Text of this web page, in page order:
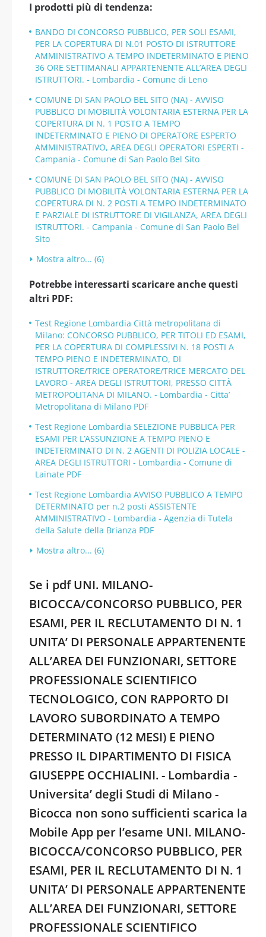
I prodotti più di tendenza:
BANDO DI CONCORSO PUBBLICO, PER SOLI ESAMI,
PER LA COPERTURA DI N.01 POSTO DI ISTRUTTORE
AMMINISTRATIVO A TEMPO INDETERMINATO E PIENO
36 ORE SETTIMANALI APPARTENENTE ALL’AREA DEGLI
ISTRUTTORI. - Lombardia - Comune di Leno
COMUNE DI SAN PAOLO BEL SITO (NA) - AVVISO
PUBBLICO DI MOBILITÀ VOLONTARIA ESTERNA PER LA
COPERTURA DI N. 1 POSTO A TEMPO
INDETERMINATO E PIENO DI OPERATORE ESPERTO
AMMINISTRATIVO, AREA DEGLI OPERATORI ESPERTI -
Campania - Comune di San Paolo Bel Sito
COMUNE DI SAN PAOLO BEL SITO (NA) - AVVISO
PUBBLICO DI MOBILITÀ VOLONTARIA ESTERNA PER LA
COPERTURA DI N. 2 POSTI A TEMPO INDETERMINATO
E PARZIALE DI ISTRUTTORE DI VIGILANZA, AREA DEGLI
ISTRUTTORI. - Campania - Comune di San Paolo Bel
Sito
Mostra altro... (6)
Potrebbe interessarti scaricare anche questi
altri PDF:
Test Regione Lombardia Città metropolitana di
Milano: CONCORSO PUBBLICO, PER TITOLI ED ESAMI,
PER LA COPERTURA DI COMPLESSIVI N. 18 POSTI A
TEMPO PIENO E INDETERMINATO, DI
ISTRUTTORE/TRICE OPERATORE/TRICE MERCATO DEL
LAVORO - AREA DEGLI ISTRUTTORI, PRESSO CITTÀ
METROPOLITANA DI MILANO. - Lombardia - Citta’
Metropolitana di Milano PDF
Test Regione Lombardia SELEZIONE PUBBLICA PER
ESAMI PER L’ASSUNZIONE A TEMPO PIENO E
INDETERMINATO DI N. 2 AGENTI DI POLIZIA LOCALE -
AREA DEGLI ISTRUTTORI - Lombardia - Comune di
Lainate PDF
Test Regione Lombardia AVVISO PUBBLICO A TEMPO
DETERMINATO per n.2 posti ASSISTENTE
AMMINISTRATIVO - Lombardia - Agenzia di Tutela
della Salute della Brianza PDF
Mostra altro... (6)
Se i pdf UNI. MILANO-
BICOCCA/CONCORSO PUBBLICO, PER
ESAMI, PER IL RECLUTAMENTO DI N. 1
UNITA’ DI PERSONALE APPARTENENTE
ALL’AREA DEI FUNZIONARI, SETTORE
PROFESSIONALE SCIENTIFICO
TECNOLOGICO, CON RAPPORTO DI
LAVORO SUBORDINATO A TEMPO
DETERMINATO (12 MESI) E PIENO
PRESSO IL DIPARTIMENTO DI FISICA
GIUSEPPE OCCHIALINI. - Lombardia -
Universita’ degli Studi di Milano -
Bicocca non sono sufficienti scarica la
Mobile App per l’esame UNI. MILANO-
BICOCCA/CONCORSO PUBBLICO, PER
ESAMI, PER IL RECLUTAMENTO DI N. 1
UNITA’ DI PERSONALE APPARTENENTE
ALL’AREA DEI FUNZIONARI, SETTORE
PROFESSIONALE SCIENTIFICO